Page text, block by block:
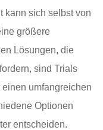
kann sich selbst von
größere
Lösungen, die
sind Trials
umfangreichen
Optionen
entscheiden.